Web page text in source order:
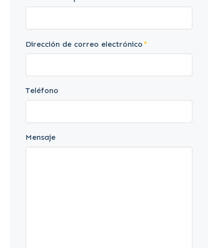
Dirección de correo electrónico
Teléfono
Mensaje